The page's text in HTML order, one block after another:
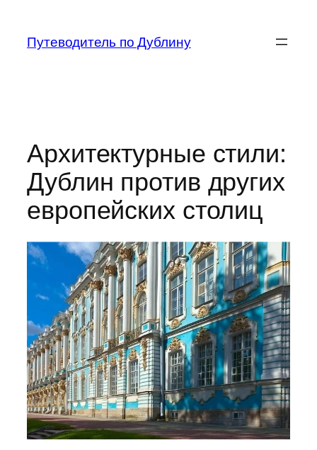
содержимому
Путеводитель по Дублину
Архитектурные стили:
Дублин против других
европейских столиц